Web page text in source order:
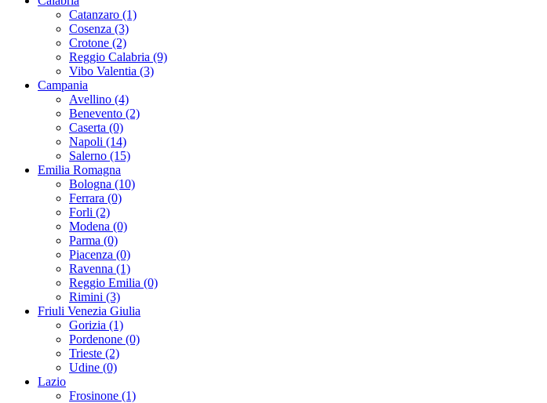
Catanzaro (1)
Cosenza (3)
Crotone (2)
Reggio Calabria (9)
Vibo Valentia (3)
Campania
Avellino (4)
Benevento (2)
Caserta (0)
Napoli (14)
Salerno (15)
Emilia Romagna
Bologna (10)
Ferrara (0)
Forli (2)
Modena (0)
Parma (0)
Piacenza (0)
Ravenna (1)
Reggio Emilia (0)
Rimini (3)
Friuli Venezia Giulia
Gorizia (1)
Pordenone (0)
Trieste (2)
Udine (0)
Lazio
Frosinone (1)